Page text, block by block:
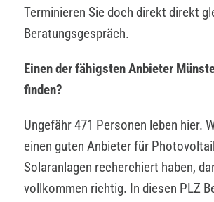
Terminieren Sie doch direkt direkt
Beratungsgespräch.
Einen der fähigsten Anbieter
finden?
Ungefähr 471 Personen leben hier.
einen guten Anbieter für
Solaranlagen recherchiert haben,
vollkommen richtig. In diesen PLZ